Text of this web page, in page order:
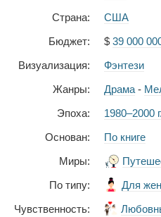
Страна:
США
Бюджет:
$ 39 000
Визуализация:
Фэнтези
Жанры:
Драма -
Эпоха:
1980–2000 г.
Основан:
По книге
Миры:
По типу:
Для
Чувственность: